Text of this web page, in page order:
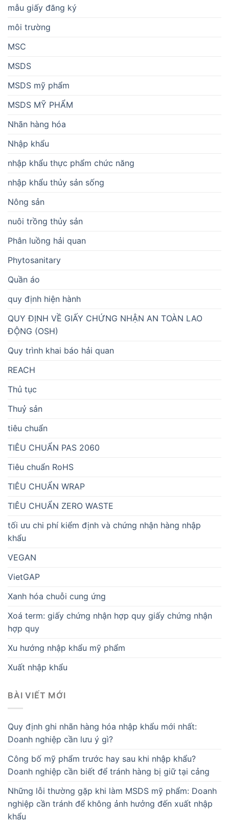
mẫu giấy đăng ký
môi trường
MSC
MSDS
MSDS mỹ phẩm
MSDS MỸ PHẨM
Nhãn hàng hóa
Nhập khẩu
nhập khẩu thực phẩm chức năng
nhập khẩu thủy sản sống
Nông sản
nuôi trồng thủy sản
Phân luồng hải quan
Phytosanitary
Quần áo
quy định hiện hành
QUY ĐỊNH VỀ GIẤY CHỨNG NHẬN AN TOÀN LAO
ĐỘNG (OSH)
Quy trình khai báo hải quan
REACH
Thủ tục
Thuỷ sản
tiêu chuẩn
TIÊU CHUẨN PAS 2060
Tiêu chuẩn RoHS
TIÊU CHUẨN WRAP
TIÊU CHUẨN ZERO WASTE
tối ưu chi phí kiểm định và chứng nhận hàng nhập
khẩu
VEGAN
VietGAP
Xanh hóa chuỗi cung ứng
Xoá term: giấy chứng nhận hợp quy giấy chứng nhận
hợp quy
Xu hướng nhập khẩu mỹ phẩm
Xuất nhập khẩu
BÀI VIẾT MỚI
Quy định ghi nhãn hàng hóa nhập khẩu mới nhất:
Doanh nghiệp cần lưu ý gì?
Công bố mỹ phẩm trước hay sau khi nhập khẩu?
Doanh nghiệp cần biết để tránh hàng bị giữ tại cảng
Những lỗi thường gặp khi làm MSDS mỹ phẩm: Doanh
nghiệp cần tránh để không ảnh hưởng đến xuất nhập
khẩu